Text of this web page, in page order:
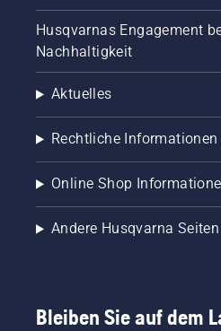
Husqvarnas Engagement
Nachhaltigkeit
Aktuelles
Rechtliche Informationen
Online Shop
Andere Husqvarna Seiten
Bleiben Sie auf dem